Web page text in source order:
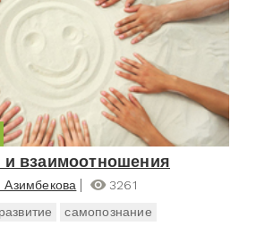
взаимоотношения
3261
самопознание